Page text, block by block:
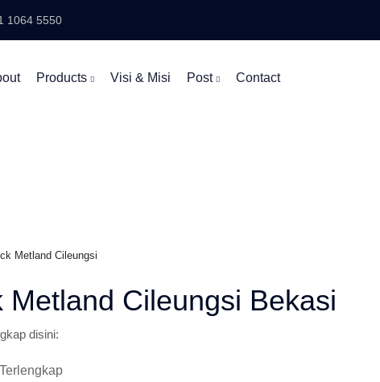
1064 5550
Products Visi & Misi Post Contact
Metland Cileungsi
Cileungsi Bekasi
disini: